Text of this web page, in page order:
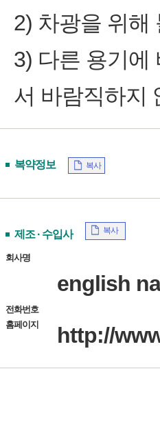
2) 차광을 위해
3) 다른 용기에
서 바람직하지
복약정보 복사
제조 · 수입사 복사
회사명
english
전화번호
홈페이지
http://